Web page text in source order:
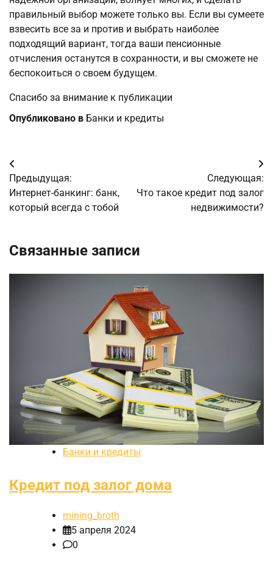
правильный выбор можете только вы. Если вы сумеете
взвесить все за и против и выбрать наиболее
подходящий вариант, тогда ваши пенсионные
отчисления останутся в сохранности, и вы сможете не
беспокоиться о своем будущем.
Спасибо за внимание к публикации
Опубликовано в Банки и кредиты
Навигация
по
записям
Предыдущая:
Интернет-банкинг: банк,
который всегда с тобой
Следующая:
Что такое кредит под залог
недвижимости?
Связанные записи
Банки и кредиты
Кредит под залог дома
mining_broth
5 апреля 2024
0